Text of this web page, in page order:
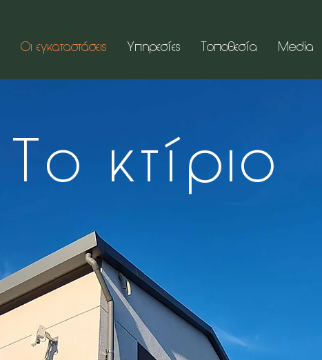
Οι εγκαταστάσεις Υπηρεσίες Τοποθεσία Media
Το κτίριο